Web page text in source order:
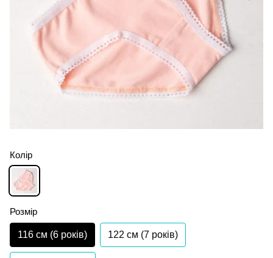
Колір
Розмір
116 см (6 років) 122 см (7 років)